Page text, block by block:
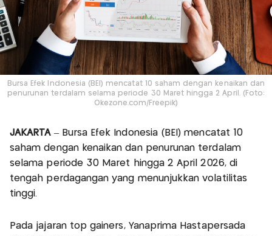
Bursa Efek Indonesia (BEI) mencatat 10 saham dengan kenaikan dan
penurunan terdalam selama periode 30 Maret hingga 2 April. (Foto:
Okezone.com/Freepik)
JAKARTA– Bursa Efek Indonesia (BEI) mencatat 10
saham dengan kenaikan dan penurunan terdalam
selama periode 30 Maret hingga 2 April 2026, di
tengah perdagangan yang menunjukkan volatilitas
tinggi.
Pada jajaran top gainers, Yanaprima Hastapersada